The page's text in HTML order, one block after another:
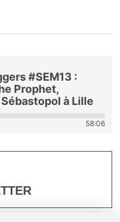
#SEM13 :
Prophet,
à Lille
58:06